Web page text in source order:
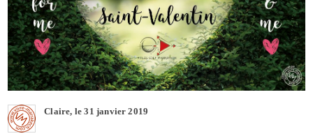
Claire, le 31 janvier 2019